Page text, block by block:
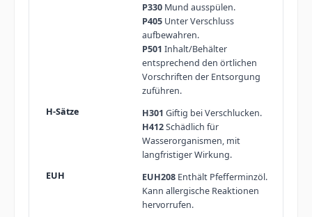
P330Mund ausspülen.
P405Unter Verschluss
aufbewahren.
P501 Inhalt/Behälter
entsprechend den örtlichen
Vorschriften der Entsorgung
zuführen.
H301 Giftig bei Verschlucken.
H412Schädlich für
Wasserorganismen, mit
langfristiger Wirkung.
EUH208Enthält Pfefferminzöl.
Kann allergische Reaktionen
hervorrufen.